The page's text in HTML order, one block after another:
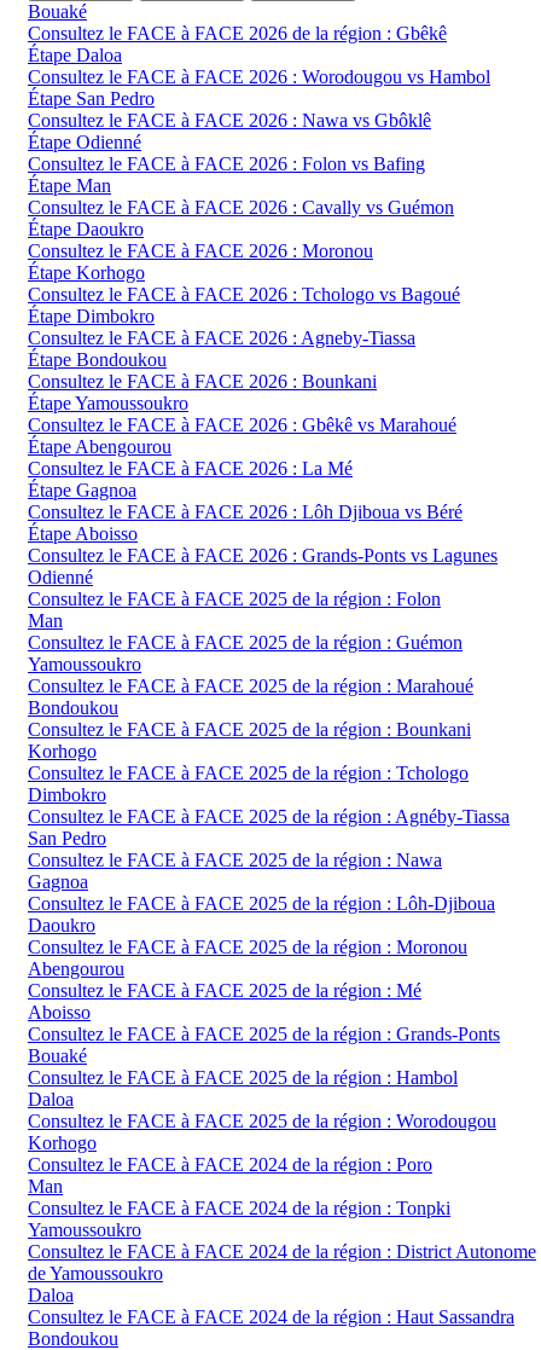
Bouaké
Consultez le FACE à FACE 2026 de la région : Gbêkê
Étape Daloa
Consultez le FACE à FACE 2026 : Worodougou vs Hambol
Étape San Pedro
Consultez le FACE à FACE 2026 : Nawa vs Gbôklê
Étape Odienné
Consultez le FACE à FACE 2026 : Folon vs Bafing
Étape Man
Consultez le FACE à FACE 2026 : Cavally vs Guémon
Étape Daoukro
Consultez le FACE à FACE 2026 : Moronou
Étape Korhogo
Consultez le FACE à FACE 2026 : Tchologo vs Bagoué
Étape Dimbokro
Consultez le FACE à FACE 2026 : Agneby-Tiassa
Étape Bondoukou
Consultez le FACE à FACE 2026 : Bounkani
Étape Yamoussoukro
Consultez le FACE à FACE 2026 : Gbêkê vs Marahoué
Étape Abengourou
Consultez le FACE à FACE 2026 : La Mé
Étape Gagnoa
Consultez le FACE à FACE 2026 : Lôh Djiboua vs Béré
Étape Aboisso
Consultez le FACE à FACE 2026 : Grands-Ponts vs Lagunes
Odienné
Consultez le FACE à FACE 2025 de la région : Folon
Man
Consultez le FACE à FACE 2025 de la région : Guémon
Yamoussoukro
Consultez le FACE à FACE 2025 de la région : Marahoué
Bondoukou
Consultez le FACE à FACE 2025 de la région : Bounkani
Korhogo
Consultez le FACE à FACE 2025 de la région : Tchologo
Dimbokro
Consultez le FACE à FACE 2025 de la région : Agnéby-Tiassa
San Pedro
Consultez le FACE à FACE 2025 de la région : Nawa
Gagnoa
Consultez le FACE à FACE 2025 de la région : Lôh-Djiboua
Daoukro
Consultez le FACE à FACE 2025 de la région : Moronou
Abengourou
Consultez le FACE à FACE 2025 de la région : Mé
Aboisso
Consultez le FACE à FACE 2025 de la région : Grands-Ponts
Bouaké
Consultez le FACE à FACE 2025 de la région : Hambol
Daloa
Consultez le FACE à FACE 2025 de la région : Worodougou
Korhogo
Consultez le FACE à FACE 2024 de la région : Poro
Man
Consultez le FACE à FACE 2024 de la région : Tonpki
Yamoussoukro
Consultez le FACE à FACE 2024 de la région : District Autonome
de Yamoussoukro
Daloa
Consultez le FACE à FACE 2024 de la région : Haut Sassandra
Bondoukou